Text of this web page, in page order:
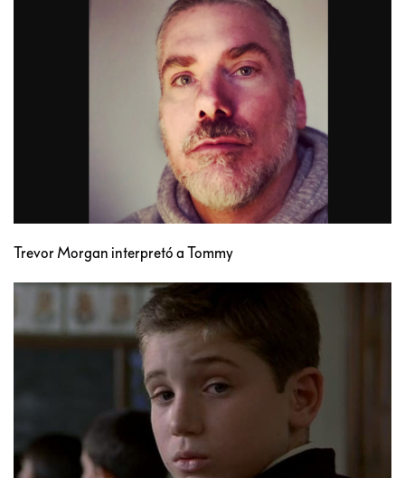
Trevor Morgan interpretó a Tommy